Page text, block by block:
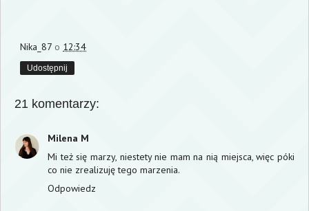
Nika_87 o 12:34
Udostępnij
21 komentarzy:
Milena M
Mi też się marzy, niestety nie mam na nią miejsca, więc póki
co nie zrealizuję tego marzenia.
Odpowiedz